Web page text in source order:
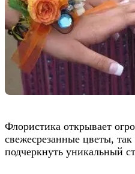
Флористика открывает
свежесрезанные цветы,
подчеркнуть уникальный